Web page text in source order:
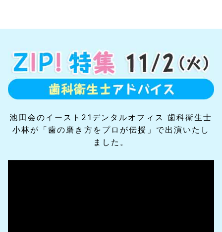
池田会のイースト21デンタルオフィス 歯科衛生士
小林が「歯の磨き方をプロが伝授」で出演いたし
ました。